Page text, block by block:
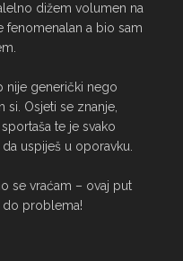
dižem volumen na
fenomenalan a bio sam
nije generički nego
Osjeti se znanje,
te je svako
uspiješ u oporavku.
se vraćam – ovaj put
do problema!